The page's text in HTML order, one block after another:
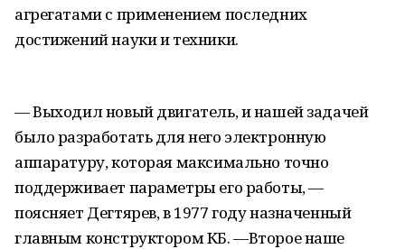
агрегатами с применением последних
достижений науки и техники.
— Выходил новый двигатель, и нашей задачей
было разработать для него электронную
аппаратуру, которая максимально точно
поддерживает параметры его работы, —
поясняет Дегтярев, в 1977 году назначенный
главным конструктором КБ. —Второе наше